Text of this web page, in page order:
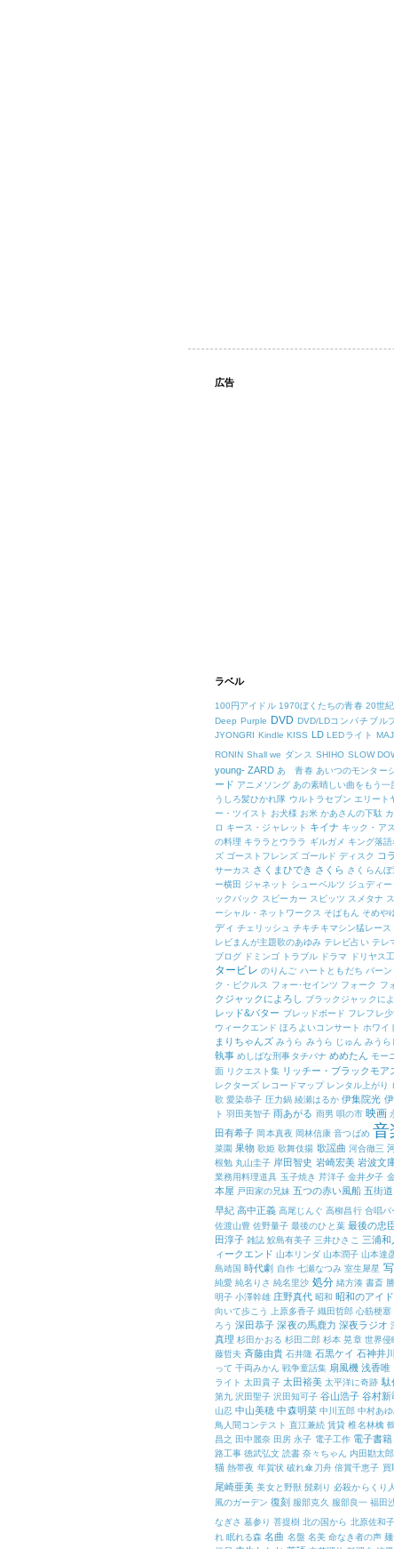
広告
ラベル
100円アイドル 1970ぼくたちの青春 20世
Deep Purple DVD DVD/LDコンパチブル
JYONGRI Kindle KISS LD LEDライト
RONIN Shall we ダンス SHIHO SLOW
young- ZARD あゝ青春 あいつのモンター
ード アニメソング あの素晴しい曲をもう一
うしろ髪ひかれ隊 ウルトラセブン エリート
ー・ツイスト お犬様 お米 かあさんの下駄
ロ キース・ジャレット キイナ キック・アス
の料理 キララとウララ ギルガメ キング落
ズ ゴーストフレンズ ゴールド ディスク コ
サーカス さくまひでき さくら さくらんぼ
ー横田 ジャネット シューベルツ ジュディ
ックバック スピーカー スピッツ スメタナ
ーシャル・ネットワークス そばもん そめや
ディ チェリッシュ チキチキマシン猛レース
レビまんが主題歌のあゆみ テレビ占い テレ
ブログ ドミンゴ トラブル ドラマ ドリヤス
タービレ のりんご ハートともだち バー
ク・ピクルス
フォー･セインツ フォーク フ
クジャックによろし ブラックジャックに
レッド&バター ブレッドボード フレフレ
ウィークエンド ほろよいコンサート ホワイ
まりちゃんズ みうら みうら じゅん みうら
執事 めしばな刑事タチバナ めめたん モー
面 リクエスト集 リッチー・ブラックモア
レクターズ レコードマップ レンタル上がり
歌 愛染恭子 圧力鍋 綾瀬はるか 伊集院光
ト 羽田美智子 雨あがる 雨男 唄の市 映画
田有希子 岡本真夜 岡林信康 音つばめ 音
菜園 果物 歌姫 歌舞伎揚 歌謡曲 河合徹三
根勉 丸山圭子 岸田智史 岩崎宏美 岩波文
業務用料理道具 玉子焼き 芹洋子 金井夕子
本屋 戸田家の兄妹 五つの赤い風船 五街
早紀 高中正義 高尾じんぐ 高柳昌行 合唱パ
佐渡山豊 佐野量子 最後のひと葉 最後の忠
田淳子 雑誌 鮫島有美子 三井ひさこ 三浦和
ィークエンド 山本リンダ 山本潤子 山本達
島靖国 時代劇 自作 七瀬なつみ 室生犀星
純愛 純名りさ 純名里沙 処分 緒方湊 書斎
明子 小澤幹雄 庄野真代 昭和 昭和のアイ
向いて歩こう
上原多香子 織田哲郎 心筋梗塞
ろう 深田恭子 深夜の馬鹿力 深夜ラジオ
真理 杉田かおる 杉田二郎 杉本 晃章 世界侵
藤哲夫 斉藤由貴 石井隆 石黒ケイ 石神井川
って 千両みかん 戦争童話集 扇風機 浅香唯
ライト 太田貴子 太田裕美 太平洋に奇跡 駄
第九 沢田聖子 沢田知可子 谷山浩子 谷村新
山忍 中山美穂 中森明菜 中川五郎 中村あ
鳥人間コンテスト 直江兼続 賃貸 椎名林檎
昌之 田中麗奈 田房 永子 電子工作 電子書籍
路工事 徳武弘文 読書 奈々ちゃん 内田勘太郎
猫 熱帯夜 年賀状 破れ傘刀舟 倍賞千恵子 買
尾崎亜美 美女と野獣 髭剃り 必殺からくり人
風のガーデン 復刻 服部克久 服部良一 福田
なぎさ 墓参り 菩提樹 北の国から 北原佐和子
れ 眠れる森 名曲 名盤 名美 命なき者の声